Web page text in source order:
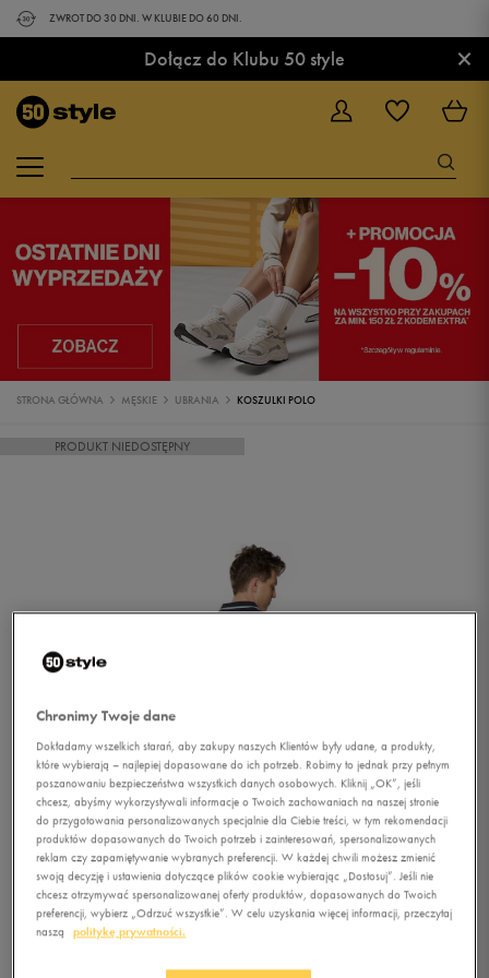
ZWROT DO 30 DNI. W KLUBIE DO 60 DNI.
Dołącz do Klubu 50 style ×
STRONA GŁÓWNA MĘSKIE UBRANIA KOSZULKI POLO
PRODUKT NIEDOSTĘPNY
Chronimy Twoje dane
Dokładamy wszelkich starań, aby zakupy naszych Klientów były udane, a produkty,
które wybierają – najlepiej dopasowane do ich potrzeb. Robimy to jednak przy pełnym
poszanowaniu bezpieczeństwa wszystkich danych osobowych. Kliknij „OK”, jeśli
chcesz, abyśmy wykorzystywali informacje o Twoich zachowaniach na naszej stronie
do przygotowania personalizowanych specjalnie dla Ciebie treści, w tym rekomendacji
produktów dopasowanych do Twoich potrzeb i zainteresowań, spersonalizowanych
reklam czy zapamiętywanie wybranych preferencji. W każdej chwili możesz zmienić
swoją decyzję i ustawienia dotyczące plików cookie wybierając „Dostosuj”. Jeśli nie
chcesz otrzymywać spersonalizowanej oferty produktów, dopasowanych do Twoich
preferencji, wybierz „Odrzuć wszystkie”. W celu uzyskania więcej informacji, przeczytaj
naszą
politykę prywatności.